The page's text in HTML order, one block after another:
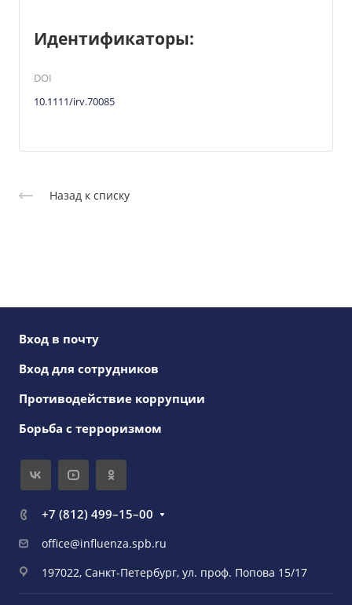
Идентификаторы:
DOI
10.1111/irv.70085
Назад к списку
Вход в почту
Вход для сотрудников
Противодействие коррупции
Борьба с терроризмом
+7 (812) 499–15–00
office@influenza.spb.ru
197022, Санкт-Петербург, ул. проф. Попова 15/17